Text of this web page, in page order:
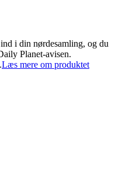
i din nørdesamling, og du
Planet-avisen.
Læs mere om produktet